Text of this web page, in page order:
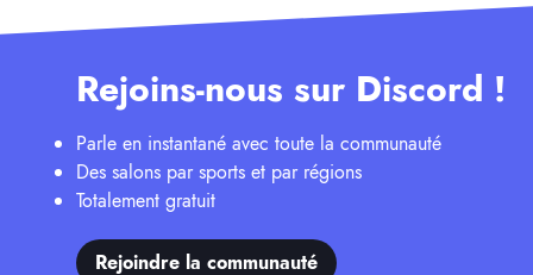
Rejoins-nous sur Discord !
Parle en instantané avec toute la communauté
Des salons par sports et par régions
Totalement gratuit
Rejoindre la communauté